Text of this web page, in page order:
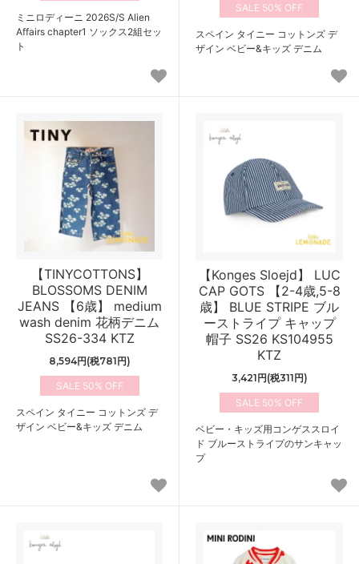
ミニロディーニ 2026S/S Alien
Affairs chapter1 ソックス2組セッ
ト
50%
スペイン タイニー コットンズ デ
ザイン ベビー&キッズ デニム
【TINYCOTTONS】
BLOSSOMS DENIM
JEANS 【6歳】 medium
wash denim 花柄デニム
SS26-334 KTZ
8,594円(税781円)
50%
スペイン タイニー コットンズ デ
ザイン ベビー&キッズ デニム
【Konges Sloejd】 LUC
CAP GOTS 【2-4歳,5-8
歳】 BLUE STRIPE ブル
ーストライプ キャップ
帽子 SS26 KS104955
KTZ
3,421円(税311円)
50%
ベビー・キッズ用コンゲススロイ
ド ブルーストライプのサンキャッ
プ